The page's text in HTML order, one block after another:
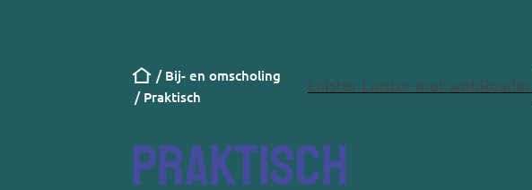
Luister Luister met webReader
Kruimelpad
Bij- en omscholing
Praktisch
Praktisch